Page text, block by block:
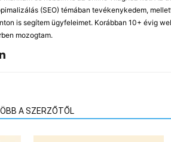
(SEO) témában tevékenykedem,
is segítem ügyfeleimet. Korábban 10+ évig
mozogtam.
A SZERZŐTŐL